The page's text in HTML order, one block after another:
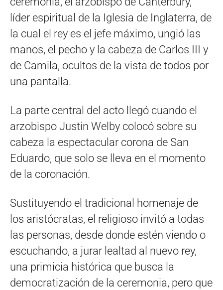
líder espiritual de la Iglesia de Inglaterra, de
la cual el rey es el jefe máximo, ungió las
manos, el pecho y la cabeza de Carlos III y
de Camila, ocultos de la vista de todos por
una pantalla.
La parte central del acto llegó cuando el
arzobispo Justin Welby colocó sobre su
cabeza la espectacular corona de San
Eduardo, que solo se lleva en el momento
de la coronación.
Sustituyendo el tradicional homenaje de
los aristócratas, el religioso invitó a todas
las personas, desde donde estén viendo o
escuchando, a jurar lealtad al nuevo rey,
una primicia histórica que busca la
democratización de la ceremonia, pero que